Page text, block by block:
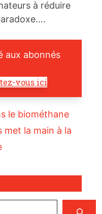
à réduire
aux abonnés
vous ici
le biométhane
met la main à la